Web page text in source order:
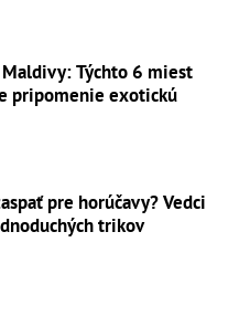
Maldivy: Týchto 6 miest
pripomenie exotickú
pre horúčavy? Vedci
trikov